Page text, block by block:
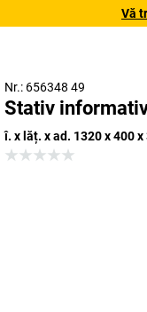
Vă
Nr.: 656348 49
Stativ
î. x lăț. x ad. 1320 x 400 x